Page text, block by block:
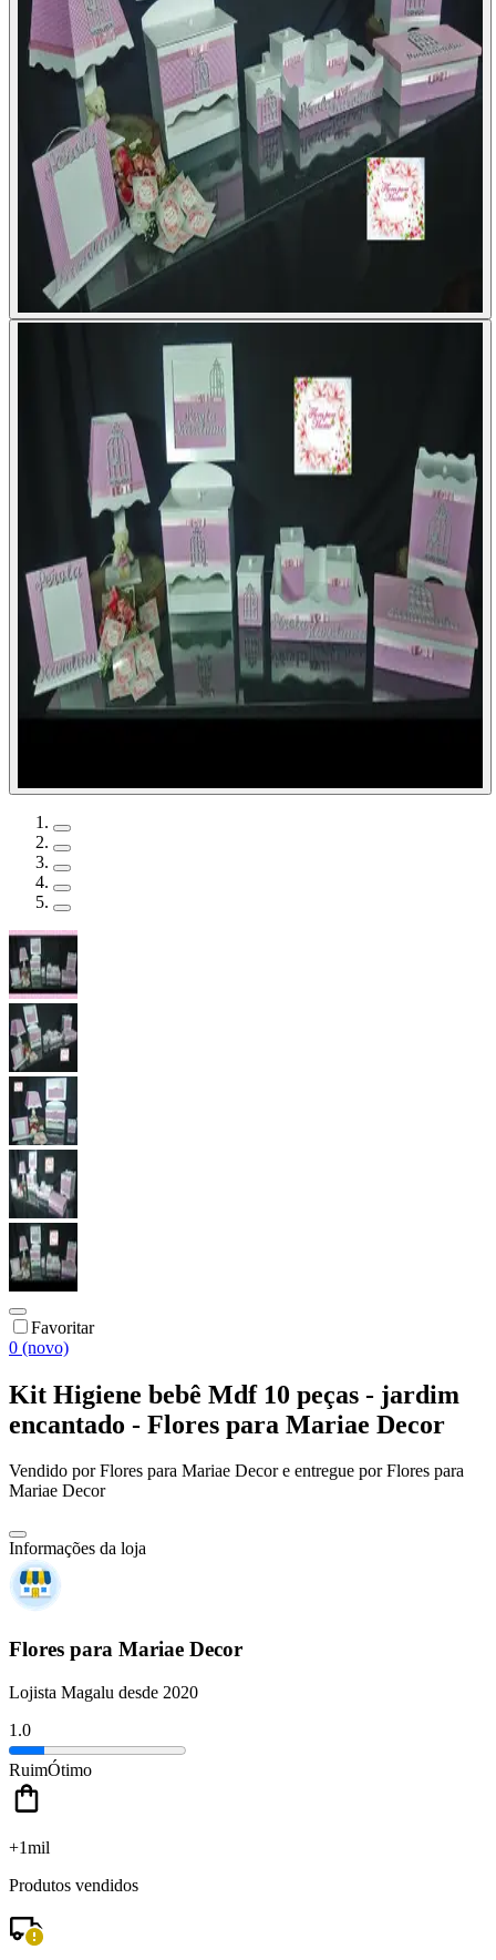
Favoritar
0 (novo)
Kit Higiene bebê Mdf 10 peças - jardim
encantado - Flores para Mariae Decor
Vendido porFlores para Mariae Decore entregue por Flores para
Mariae Decor
Informações da loja
Flores para Mariae Decor
Lojista Magalu desde 2020
1.0
RuimÓtimo
+1mil
Produtos vendidos